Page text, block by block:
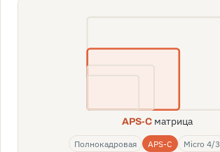
APS-Cматрица
Полнокадровая APS-C Micro 4/3